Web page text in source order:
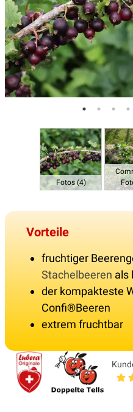
Fotos (4)
Vorteile
fruchtiger
Stachelbeeren als
der kompakteste
Confi®Beeren
extrem fruchtbar